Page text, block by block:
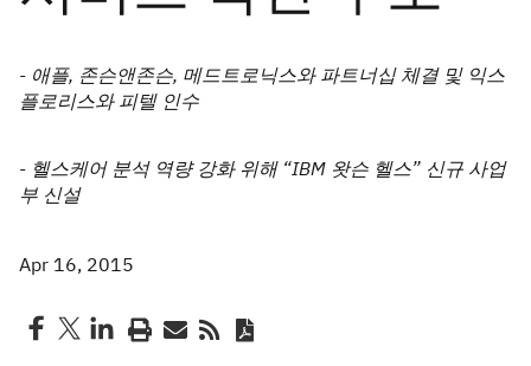
- 애플, 존슨앤존슨, 메드트로닉스와 파트너십 체결 및 익스
플로리스와 피텔 인수
- 헬스케어 분석 역량 강화 위해 “IBM 왓슨 헬스” 신규 사업
부 신설
Apr 16, 2015